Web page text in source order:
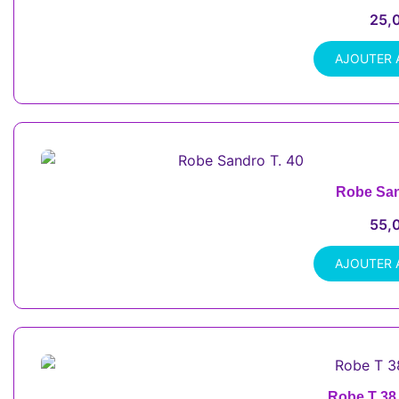
AJOUTER
Robe
AJOUTER